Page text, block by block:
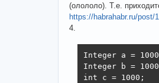
(олололо). Т.е.
https://habrahabr.ru/post/
4.
Integer a =
Integer b =
int c = 1000;